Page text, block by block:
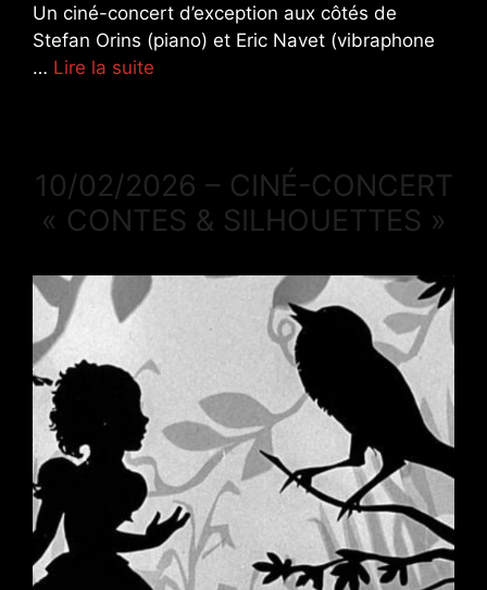
Un ciné-concert d’exception aux côtés de
Stefan Orins (piano) et Eric Navet (vibraphone
… Lire la suite
10/02/2026 – CINÉ-CONCERT
« CONTES & SILHOUETTES »